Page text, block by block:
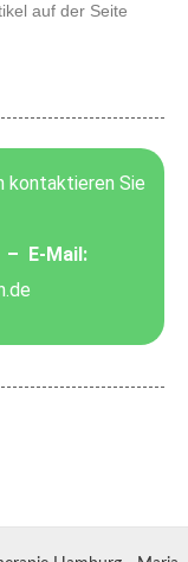
auf der Seite
kontaktieren Sie
– E-Mail: